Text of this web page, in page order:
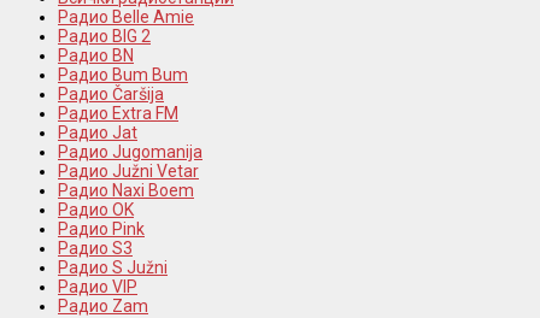
Радио Belle Amie
Радио BIG 2
Радио BN
Радио Bum Bum
Радио Čaršija
Радио Extra FM
Радио Jat
Радио Jugomanija
Радио Južni Vetar
Радио Naxi Boem
Радио OK
Радио Pink
Радио S3
Радио S Južni
Радио VIP
Радио Zam